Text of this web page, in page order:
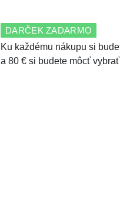
DARČEK ZADARMO
Ku každému nákupu si
a 80 € si budete môcť